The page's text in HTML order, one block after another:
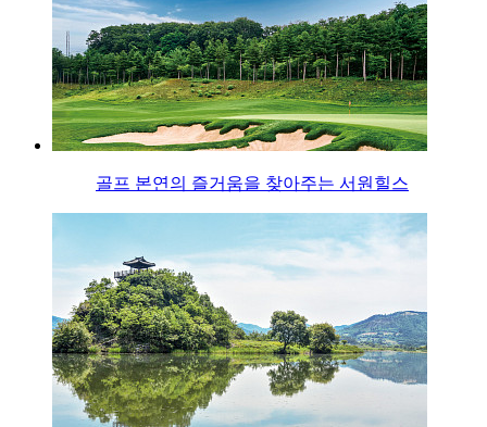
골프 본연의 즐거움을 찾아주는 서원힐스